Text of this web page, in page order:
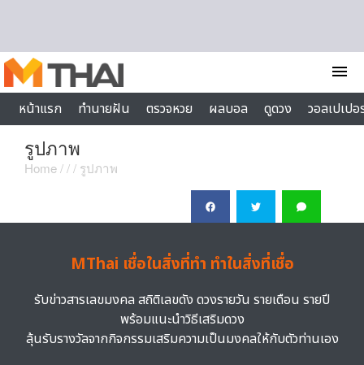
menu
หน้าแรก
ทำนายฝัน ตรวจหวย ผลบอล ดูดวง
วอลเปเป
ไลฟ์สไตล์
รูปภาพ
Home/// รูปภาพ
MThai เชื่อในสิ่งที่ทำ ทำในสิ่งที่เชื่อ
รับข่าวสารเลขมงคล สถิติเลขดัง ดวงรายวัน รายเดือน รายปี
พร้อมแนะนำวิธีเสริมดวง
ลุ้นรับรางวัลจากกิจกรรมเสริมความเป็นมงคลให้กับตัวท่านเอง